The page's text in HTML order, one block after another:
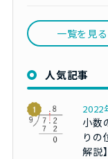
一覧を見る
人気記事
2022
小数
りの
解説】